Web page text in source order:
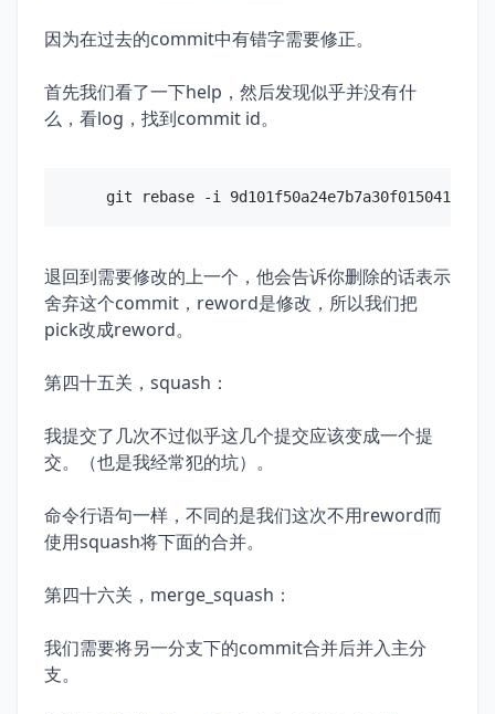
因为在过去的commit中有错字需要修正。
首先我们看了一下help，然后发现似乎并没有什
么，看log，找到commit id。
退回到需要修改的上一个，他会告诉你删除的话表示
舍弃这个commit，reword是修改，所以我们把
pick改成reword。
第四十五关，squash：
我提交了几次不过似乎这几个提交应该变成一个提
交。（也是我经常犯的坑）。
命令行语句一样，不同的是我们这次不用reword而
使用squash将下面的合并。
第四十六关，merge_squash：
我们需要将另一分支下的commit合并后并入主分
支。